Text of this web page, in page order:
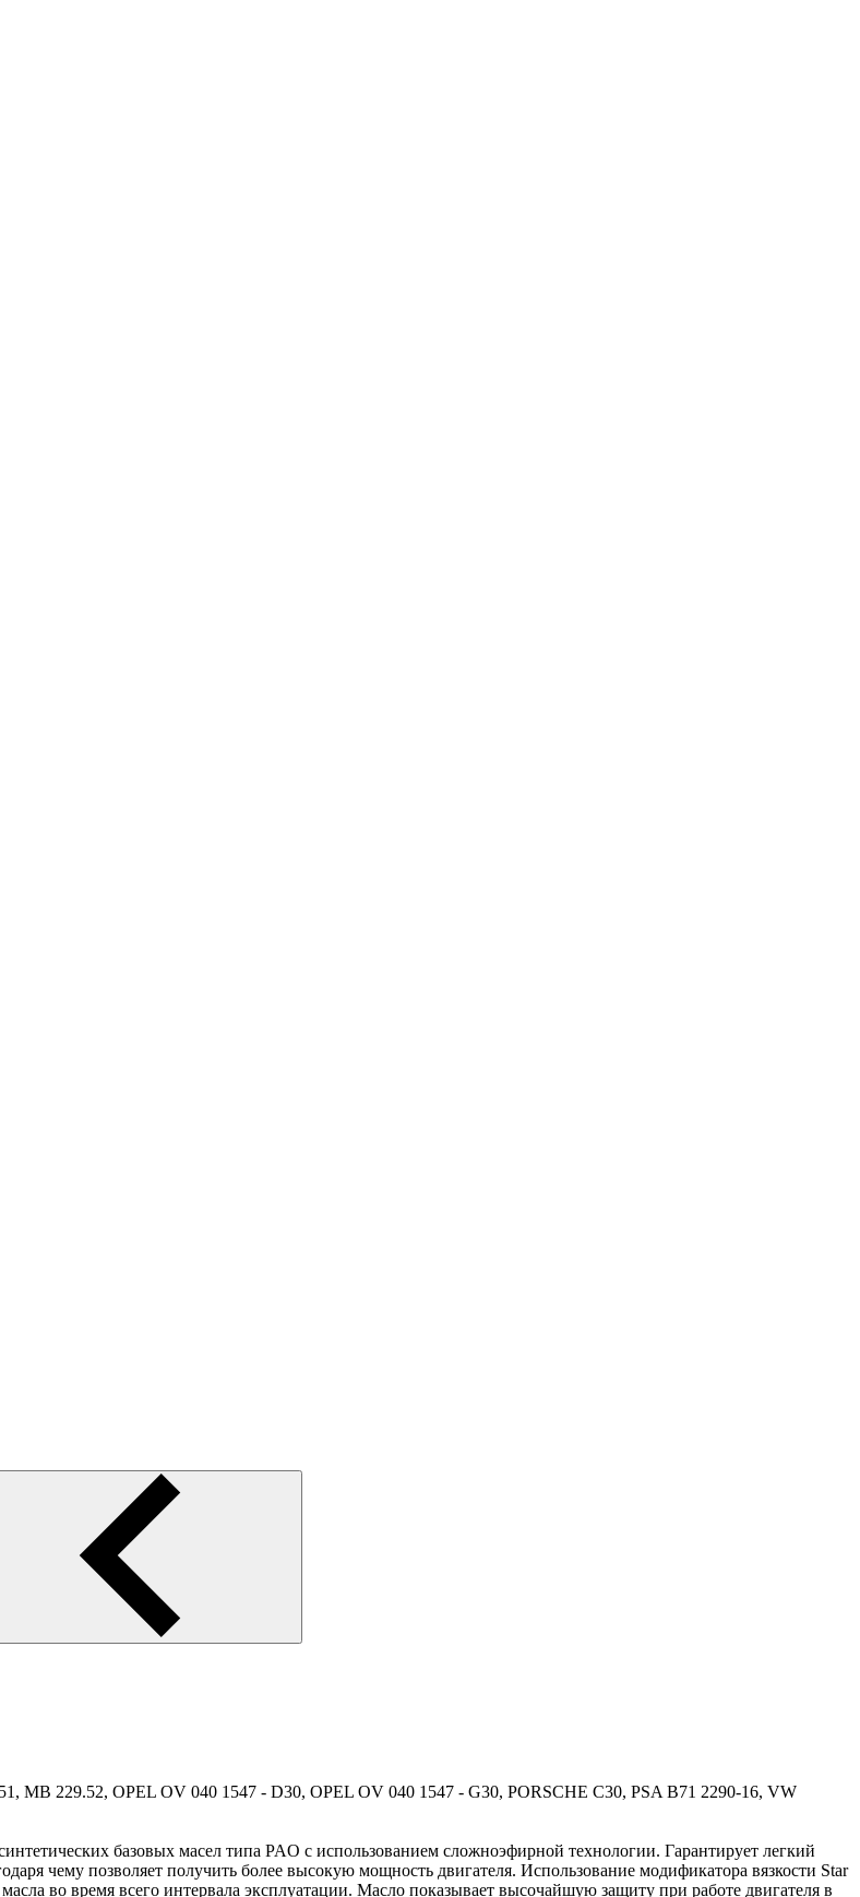
MB 229.52, OPEL OV 040 1547 - D30, OPEL OV 040 1547 - G30, PORSCHE C30, PSA B71 2290-16, VW
базовых масел типа PAO с использованием сложноэфирной технологии. Гарантирует легкий
чему позволяет получить более высокую мощность двигателя. Использование модификатора вязкости Star
во время всего интервала эксплуатации. Масло показывает высочайшую защиту при работе двигателя в